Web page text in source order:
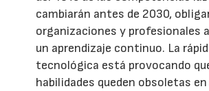
cambiarán antes de 2030,
organizaciones y profesionales
un aprendizaje continuo. La
tecnológica está provocando
habilidades queden obsoletas en